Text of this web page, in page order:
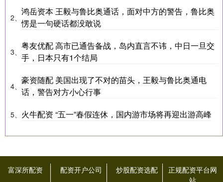
2、
鸿岳资本 王毅与鲁比奥通话，面对中方的警告，鲁比奥
愣是一句硬话都没敢说
3、
粤友优配 高市已通告备战，岛内直言不讳，中日一旦交
手，日本只有1个结局
4、
豪资随配 美国出现了不对的苗头，王毅与鲁比奥通电
话，警告对方小心行事
5、 火牛配资 “五一”春假连休，国内游市场将再迎出游高峰
富深所配资 配资开户公司 炒股配资选配
正规配资平台网
站